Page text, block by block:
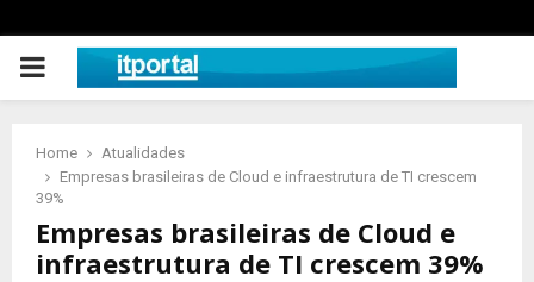
PRIMARY
Home
Atualidades
Empresas brasileiras de Cloud e infraestrutura de TI crescem
39%
Empresas brasileiras de Cloud e
infraestrutura de TI crescem 39%